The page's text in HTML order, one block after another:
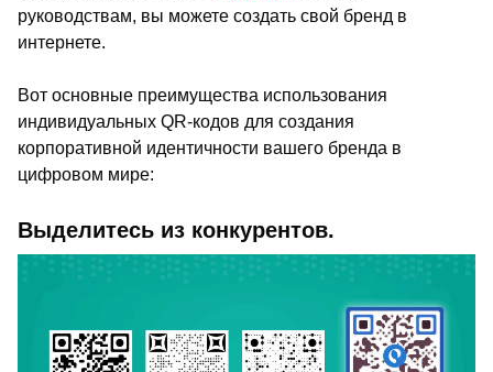
руководствам, вы можете создать свой бренд в
интернете.
Вот основные преимущества использования
индивидуальных QR-кодов для создания
корпоративной идентичности вашего бренда в
цифровом мире:
Выделитесь из конкурентов.